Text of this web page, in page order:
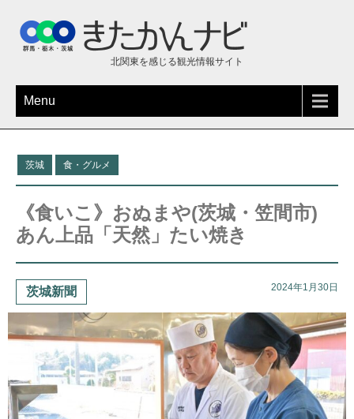
北関東を感じる観光情報サイト
Menu
茨城 食・グルメ
《食いこ》おぬまや(茨城・笠間市)
あん上品「天然」たい焼き
茨城新聞 2024年1月30日